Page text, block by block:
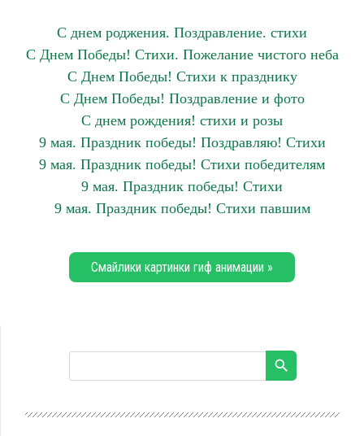
С днем роджения. Поздравление. стихи
С Днем Победы! Стихи. Пожелание чистого неба
С Днем Победы! Стихи к празднику
С Днем Победы! Поздравление и фото
С днем рождения! стихи и розы
9 мая. Праздник победы! Поздравляю! Стихи
9 мая. Праздник победы! Стихи победителям
9 мая. Праздник победы! Стихи
9 мая. Праздник победы! Стихи павшим
Смайлики картинки гиф анимации »